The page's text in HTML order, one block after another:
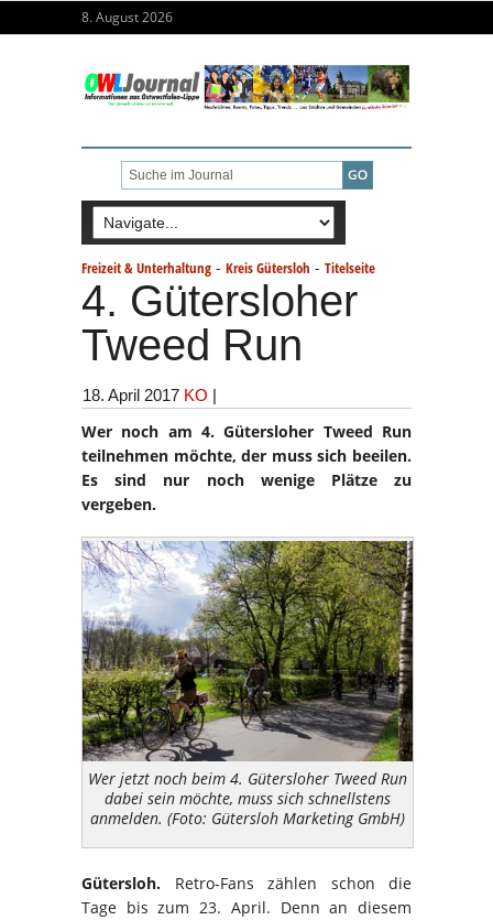
8. August 2026
Freizeit & Unterhaltung - Kreis Gütersloh - Titelseite
4. Gütersloher
Tweed Run
18. April 2017 KO |
Wer noch am 4. Gütersloher Tweed Run
teilnehmen möchte, der muss sich beeilen.
Es sind nur noch wenige Plätze zu
vergeben.
Wer jetzt noch beim 4. Gütersloher Tweed Run
dabei sein möchte, muss sich schnellstens
anmelden. (Foto: Gütersloh Marketing GmbH)
Gütersloh. Retro-Fans zählen schon die
Tage bis zum 23. April. Denn an diesem